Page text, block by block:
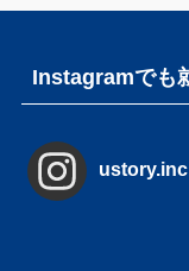
Instagramでも
ustory.inc